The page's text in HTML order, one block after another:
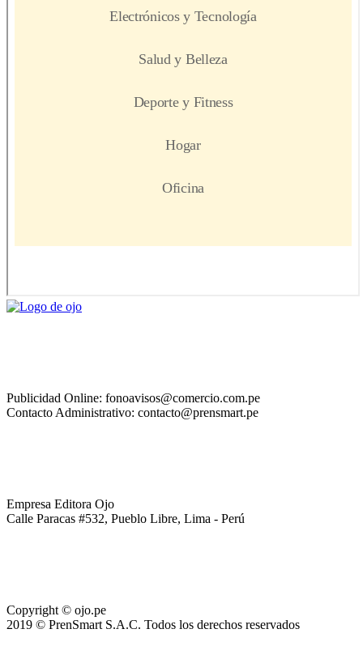
Publicidad Online: fonoavisos@comercio.com.pe
Contacto Administrativo: contacto@prensmart.pe
Empresa Editora Ojo
Calle Paracas #532, Pueblo Libre, Lima - Perú
Copyright © ojo.pe
2019 © PrenSmart S.A.C. Todos los derechos reservados